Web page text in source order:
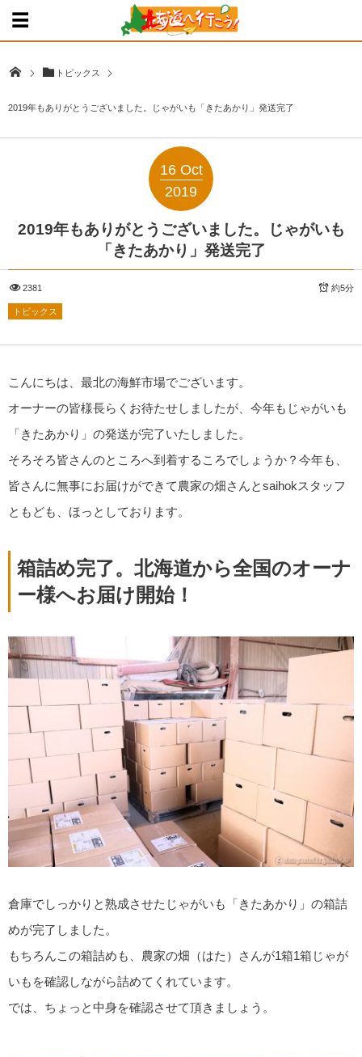
トピックス
2019年もありがとうございました。じゃがいも「きたあかり」発送完了
16 Oct
2019
2019年もありがとうございました。じゃがいも
「きたあかり」発送完了
2381 約5分
トピックス
こんにちは、最北の海鮮市場でございます。
オーナーの皆様長らくお待たせしましたが、今年もじゃがいも
「きたあかり」の発送が完了いたしました。
そろそろ皆さんのところへ到着するころでしょうか？今年も、
皆さんに無事にお届けができて農家の畑さんとsaihokスタッフ
ともども、ほっとしております。
箱詰め完了。北海道から全国のオーナ
ー様へお届け開始！
倉庫でしっかりと熟成させたじゃがいも「きたあかり」の箱詰
めが完了しました。
もちろんこの箱詰めも、農家の畑（はた）さんが1箱1箱じゃが
いもを確認しながら詰めてくれています。
では、ちょっと中身を確認させて頂きましょう。